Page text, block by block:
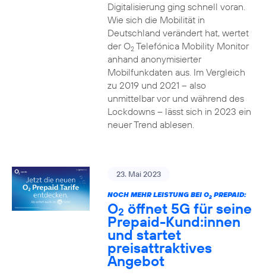
Digitalisierung ging schnell voran.
Wie sich die Mobilität in
Deutschland verändert hat, wertet
der O2Telefónica Mobility Monitor
anhand anonymisierter
Mobilfunkdaten aus. Im Vergleich
zu 2019 und 2021 – also
unmittelbar vor und während des
Lockdowns – lässt sich in 2023 ein
neuer Trend ablesen.
23. Mai 2023
NOCH MEHR LEISTUNG BEI O2PREPAID:
O2 öffnet 5G für seine
Prepaid-Kund:innen
und startet
preisattraktives
Angebot